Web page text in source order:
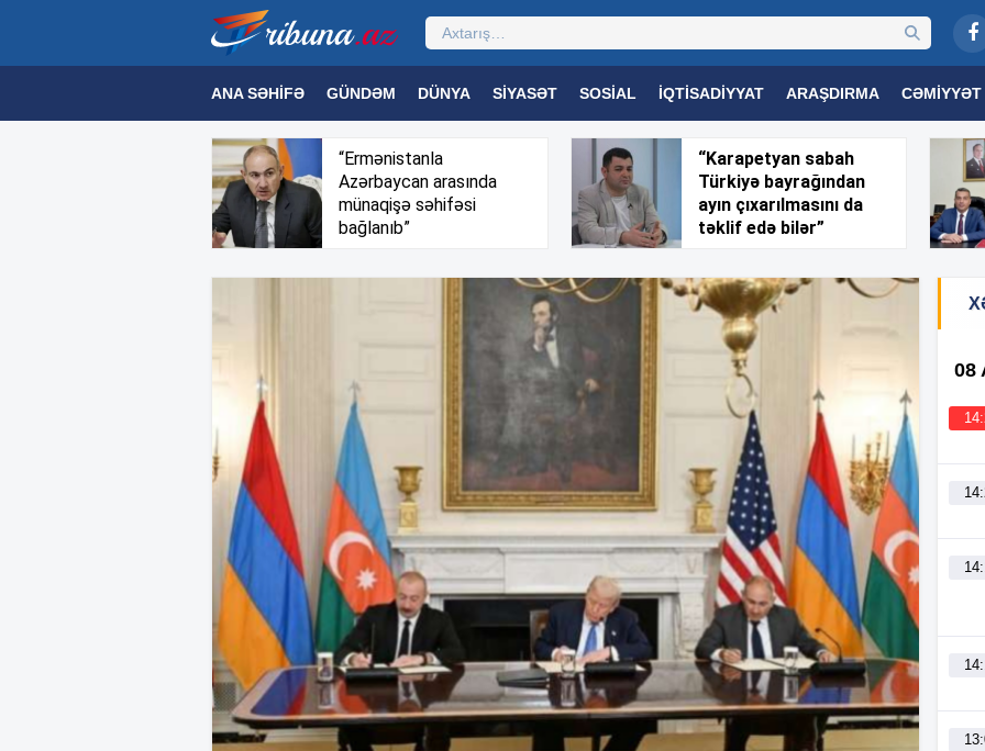
ANA SƏHIFƏ GÜNDƏM DÜNYA SIYASƏT SOSIAL İQTISADIYYAT ARAŞDIRMA CƏMIYYƏT
MƏDƏNIYYƏT MAQAZIN TEXNOLOGIYA TƏHSIL SAĞLAMLIQ MARAQLI
“Ermənistanla
Azərbaycan arasında
münaqişə səhifəsi
bağlanıb”
“Karapetyan sabah
Türkiyə bayrağından
ayın çıxarılmasını da
təklif edə bilər”
08